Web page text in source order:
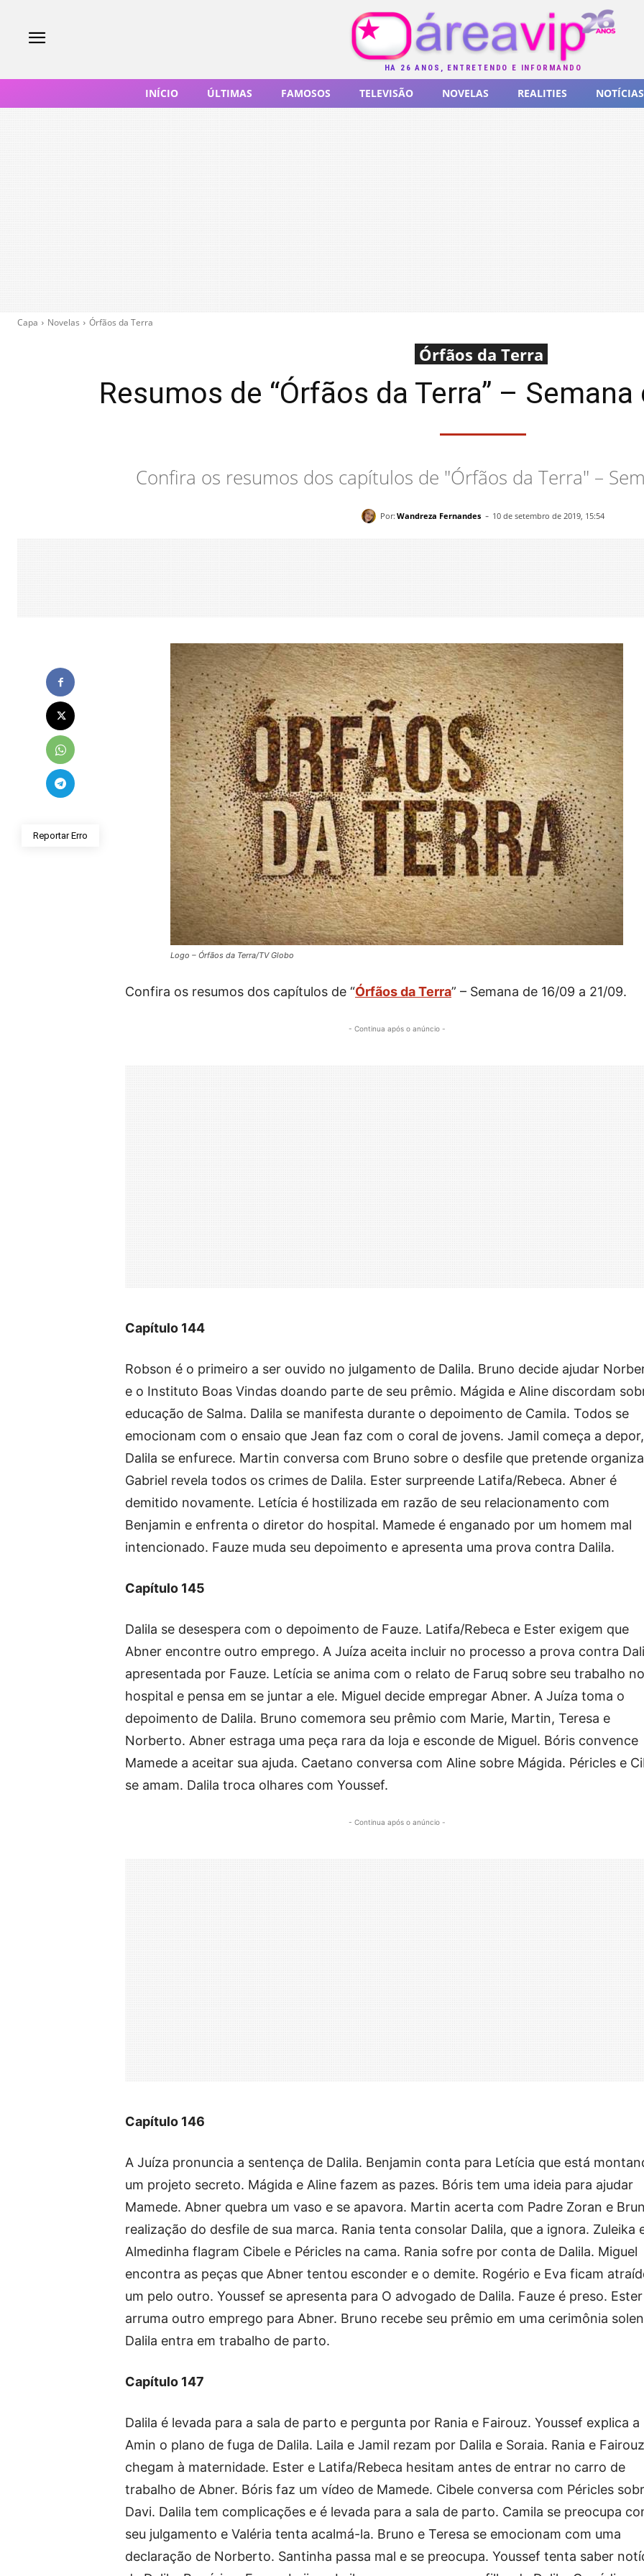
HÁ 26 ANOS, ENTRETENDO E INFORMANDO
INÍCIO ÚLTIMAS FAMOSOS TELEVISÃO NOVELAS REALITIES NOTÍCIAS
Capa Novelas Órfãos da Terra
Órfãos da Terra
Resumos de “Órfãos da Terra” –
Confira os resumos dos capítulos de "Órfãos da Terra" –
Por: Wandreza Fernandes - 10 de setembro de 2019, 15:54
Reportar Erro
Logo – Órfãos da Terra/TV Globo
Confira os resumos dos capítulos de “Órfãos da Terra” – Semana de 16/09 a 21/09.
- Continua após o anúncio -
Capítulo 144
Robson é o primeiro a ser ouvido no julgamento de Dalila. Bruno decide ajudar
e o Instituto Boas Vindas doando parte de seu prêmio. Mágida e Aline discordam
educação de Salma. Dalila se manifesta durante o depoimento de Camila. Todos se
emocionam com o ensaio que Jean faz com o coral de jovens. Jamil começa a
Dalila se enfurece. Martin conversa com Bruno sobre o desfile que pretende
Gabriel revela todos os crimes de Dalila. Ester surpreende Latifa/Rebeca. Abner é
demitido novamente. Letícia é hostilizada em razão de seu relacionamento com
Benjamin e enfrenta o diretor do hospital. Mamede é enganado por um homem mal
intencionado. Fauze muda seu depoimento e apresenta uma prova contra Dalila.
Capítulo 145
Dalila se desespera com o depoimento de Fauze. Latifa/Rebeca e Ester exigem que
Abner encontre outro emprego. A Juíza aceita incluir no processo a prova contra
apresentada por Fauze. Letícia se anima com o relato de Faruq sobre seu trabalho no
hospital e pensa em se juntar a ele. Miguel decide empregar Abner. A Juíza toma o
depoimento de Dalila. Bruno comemora seu prêmio com Marie, Martin, Teresa e
Norberto. Abner estraga uma peça rara da loja e esconde de Miguel. Bóris convence
Mamede a aceitar sua ajuda. Caetano conversa com Aline sobre Mágida. Péricles e
se amam. Dalila troca olhares com Youssef.
- Continua após o anúncio -
Capítulo 146
A Juíza pronuncia a sentença de Dalila. Benjamin conta para Letícia que está
um projeto secreto. Mágida e Aline fazem as pazes. Bóris tem uma ideia para ajudar
Mamede. Abner quebra um vaso e se apavora. Martin acerta com Padre Zoran e
realização do desfile de sua marca. Rania tenta consolar Dalila, que a ignora. Zuleika
Almedinha flagram Cibele e Péricles na cama. Rania sofre por conta de Dalila. Miguel
encontra as peças que Abner tentou esconder e o demite. Rogério e Eva ficam
um pelo outro. Youssef se apresenta para O advogado de Dalila. Fauze é preso. Ester
arruma outro emprego para Abner. Bruno recebe seu prêmio em uma cerimônia
Dalila entra em trabalho de parto.
Capítulo 147
Dalila é levada para a sala de parto e pergunta por Rania e Fairouz. Youssef explica a
Amin o plano de fuga de Dalila. Laila e Jamil rezam por Dalila e Soraia. Rania e Fairouz
chegam à maternidade. Ester e Latifa/Rebeca hesitam antes de entrar no carro de
trabalho de Abner. Bóris faz um vídeo de Mamede. Cibele conversa com Péricles
Davi. Dalila tem complicações e é levada para a sala de parto. Camila se preocupa
seu julgamento e Valéria tenta acalmá-la. Bruno e Teresa se emocionam com uma
declaração de Norberto. Santinha passa mal e se preocupa. Youssef tenta saber